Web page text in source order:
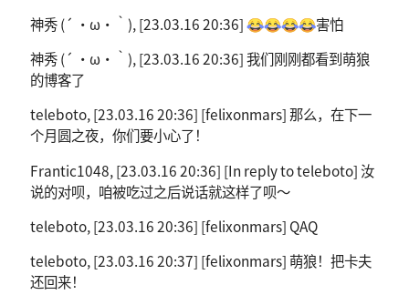
神秀 (´ ・ω・｀), [23.03.16 20:36] 😂😂😂😂害怕
神秀 (´ ・ω・｀), [23.03.16 20:36] 我们刚刚都看到萌狼
的博客了
teleboto, [23.03.16 20:36] [felixonmars] 那么，在下一
个月圆之夜，你们要小心了！
Frantic1048, [23.03.16 20:36] [In reply to teleboto] 汝
说的对呗，咱被吃过之后说话就这样了呗～
teleboto, [23.03.16 20:36] [felixonmars] QAQ
teleboto, [23.03.16 20:37] [felixonmars] 萌狼！把卡夫
还回来！